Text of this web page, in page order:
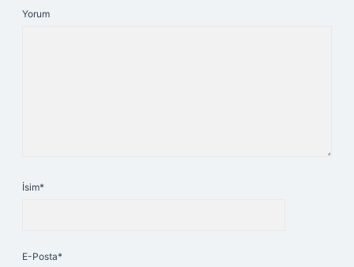
Yorum
İsim*
E-Posta*